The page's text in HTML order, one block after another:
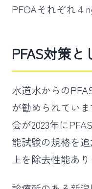
PFOAそれぞれ４
PFAS対策
水道水からの
が勧められてい
会が2023年に
能試験の規格を
上を除去性能あり